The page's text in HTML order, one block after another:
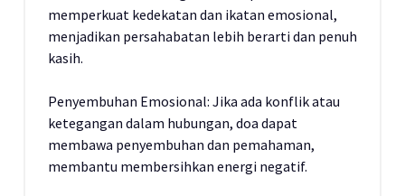
memperkuat kedekatan dan ikatan emosional,
menjadikan persahabatan lebih berarti dan penuh
kasih.
Penyembuhan Emosional: Jika ada konflik atau
ketegangan dalam hubungan, doa dapat
membawa penyembuhan dan pemahaman,
membantu membersihkan energi negatif.